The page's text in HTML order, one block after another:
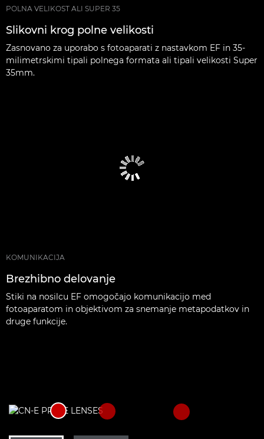
POLNA VELIKOST ALI SUPER 35
Slikovni krog polne velikosti
Zasnovano za uporabo s fotoaparati z nastavkom EF in 35-
milimetrskimi tipali polnega formata ali tipali velikosti Super
35mm.
KOMUNIKACIJA
Brezhibno delovanje
Stiki na nosilcu EF omogočajo komunikacijo med
fotoaparatom in objektivom za snemanje metapodatkov in
druge funkcije.